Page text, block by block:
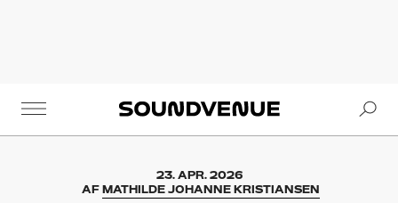
Soundvenue
23. APR. 2026
AFMATHILDE JOHANNE KRISTIANSEN